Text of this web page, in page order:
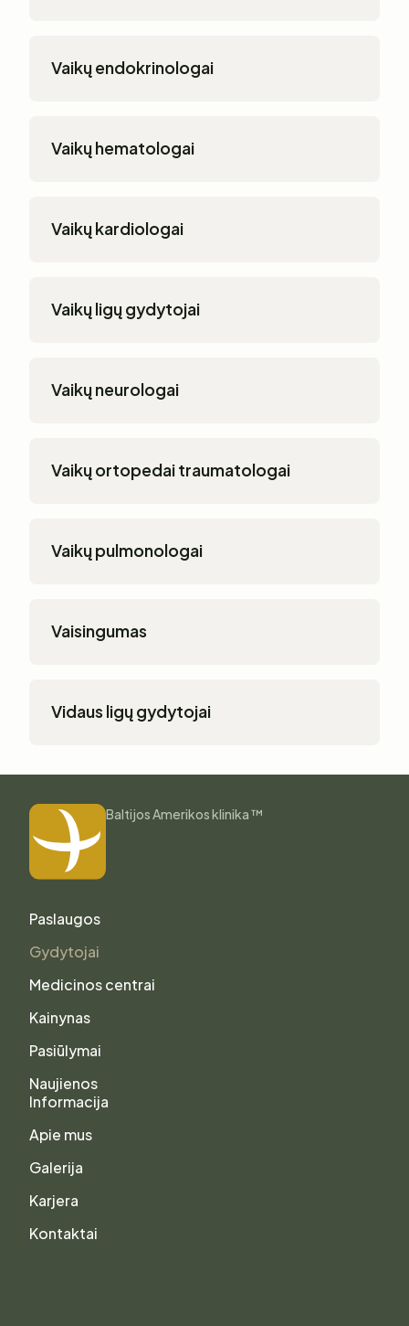
Vaikų endokrinologai
Vaikų hematologai
Vaikų kardiologai
Vaikų ligų gydytojai
Vaikų neurologai
Vaikų ortopedai traumatologai
Vaikų pulmonologai
Vaisingumas
Vidaus ligų gydytojai
Baltijos Amerikos klinika ™
Paslaugos
Gydytojai
Medicinos centrai
Kainynas
Pasiūlymai
Naujienos
Informacija
Apie mus
Galerija
Karjera
Kontaktai